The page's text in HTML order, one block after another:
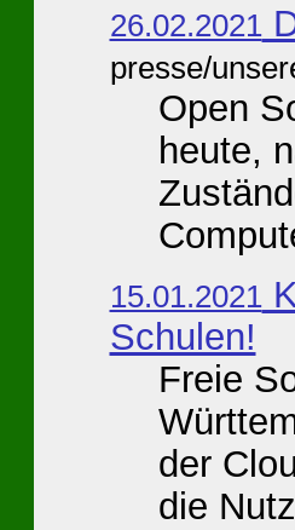
26.02.2021
presse/
Open
heute,
15.01.2021
Schulen!
Freie
der
die